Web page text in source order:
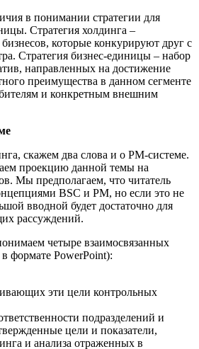
в понимании стратегии для
Стратегия холдинга –
которые конкурируют друг с
Стратегия бизнес-единицы – набор
направленных на достижение
преимущества в данном сегменте
и конкретным внешним
скажем два слова и о РМ-системе.
проекцию данной темы на
Мы предполагаем, что читатель
BSC и PM, но если это не
вводной будет достаточно для
рассуждений.
четыре взаимосвязанных
в формате PowerPoint):
эти цели контрольных
подразделений и
цели и показатели,
и анализа отраженных в